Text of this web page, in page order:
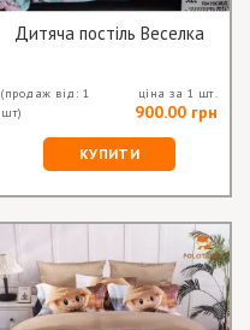
Дитяча постіль Веселка
(продаж від: 1
шт)
ціна за 1 шт.
900.00 грн
КУПИТИ